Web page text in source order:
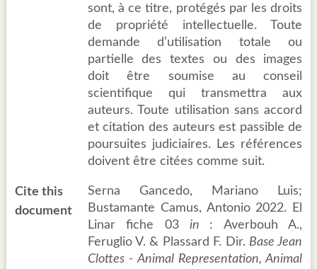
sont, à ce titre, protégés par les droits
de propriété intellectuelle. Toute
demande d’utilisation totale ou
partielle des textes ou des images
doit être soumise au conseil
scientifique qui transmettra aux
auteurs. Toute utilisation sans accord
et citation des auteurs est passible de
poursuites judiciaires. Les références
doivent être citées comme suit.
Cite this
document
Serna Gancedo, Mariano Luis;
Bustamante Camus, Antonio 2022. El
Linar fiche 03 in : Averbouh A.,
Feruglio V. & Plassard F. Dir. Base Jean
Clottes - Animal Representation, Animal